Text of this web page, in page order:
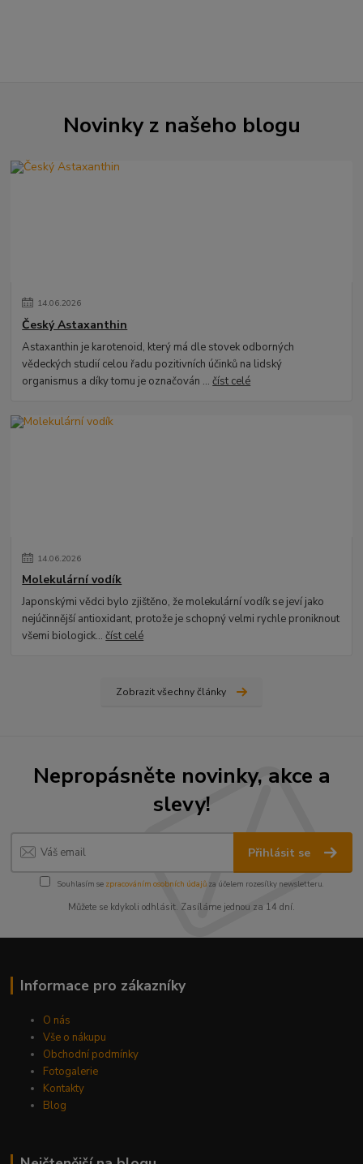
Novinky z našeho blogu
14.06.2026
Český Astaxanthin
Astaxanthin je karotenoid, který má dle stovek odborných
vědeckých studií celou řadu pozitivních účinků na lidský
organismus a díky tomu je označován ...číst celé
14.06.2026
Molekulární vodík
Japonskými vědci bylo zjištěno, že molekulární vodík se jeví jako
nejúčinnější antioxidant, protože je schopný velmi rychle proniknout
všemi biologick...číst celé
Zobrazit všechny články
Nepropásněte novinky, akce a
slevy!
Přihlásit se
Souhlasím se zpracováním osobních údajůza účelem rozesílky newsletteru.
Můžete se kdykoli odhlásit. Zasíláme jednou za 14 dní.
Informace pro zákazníky
O nás
Vše o nákupu
Obchodní podmínky
Fotogalerie
Kontakty
Blog